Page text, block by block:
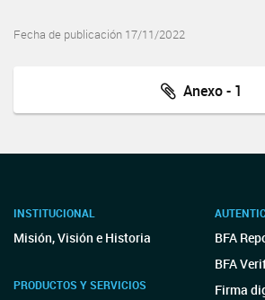
Fecha de publicación 17/11/2022
Anexo - 1
INSTITUCIONAL
Misión, Visión e Historia
PRODUCTOS Y SERVICIOS
BFA
BFA
Firma